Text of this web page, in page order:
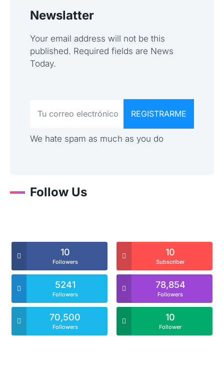
Newslatter
Your email address will not be this
published. Required fields are News
Today.
We hate spam as much as you do
Follow Us
10
Followers
10
Subscriber
5241
Followers
78,854
Followers
70,500
Followers
10
Follower